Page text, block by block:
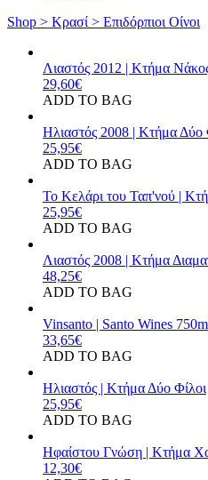
Shop > Κρασί > Επιδόρπιοι Οίνοι
Λιαστός 2012 | Κτήμα
29,60€
ADD TO BAG
Ηλιαστός 2008 | Κτήμα Δύο
25,95€
ADD TO BAG
Το Κελάρι του Ταπ'νού |
25,95€
ADD TO BAG
Λιαστός 2008 | Κτήμα
48,25€
ADD TO BAG
Vinsanto | Santo Wines
33,65€
ADD TO BAG
Ηλιαστός | Κτήμα Δύο Φίλοι
25,95€
ADD TO BAG
Ηφαίστου Γνώση | Κτήμα
12,30€